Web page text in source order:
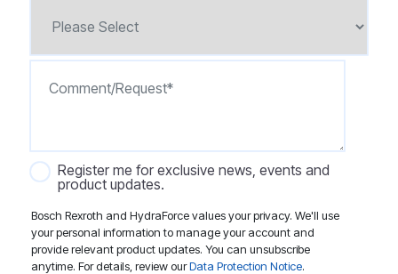
Register me for exclusive news, events and
product updates.
Bosch Rexroth and HydraForce values your privacy. We'll use
your personal information to manage your account and
provide relevant product updates. You can unsubscribe
anytime. For details, review ourData Protection Notice.